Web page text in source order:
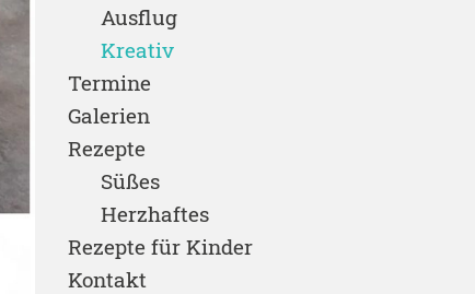
Ausflug
Kreativ
Termine
Galerien
Rezepte
Süßes
Herzhaftes
Rezepte für Kinder
Kontakt